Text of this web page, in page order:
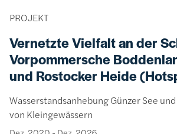
PROJEKT
Vernetzte Vielfalt an der
Vorpommersche
und Rostocker Heide
Wasserstandsanhebung Günzer See
von Kleingewässern